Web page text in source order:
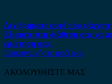
Δεν βρήκατε αυτό που
Είμαστε στη διάθεση σας να
ερώτηση σας.
Επικοινωνήστε μαζί μας
ΑΚΟΛΟΥΘΗΣΤΕ ΜΑΣ